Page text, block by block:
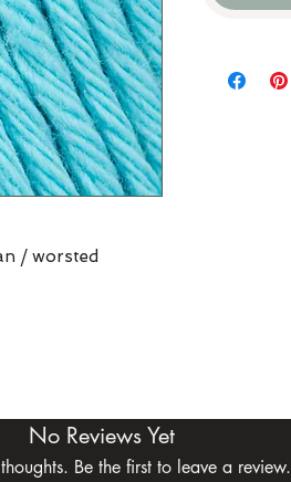
/ worsted
No Reviews Yet
Be the first to leave a review.